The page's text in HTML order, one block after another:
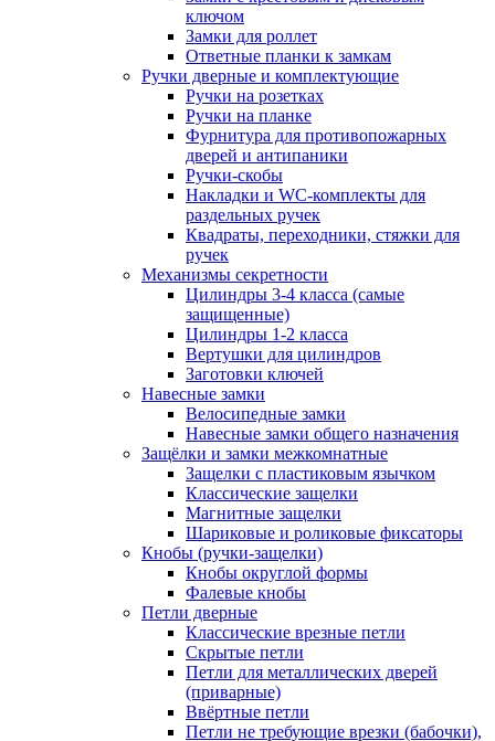
ключом
Замки для роллет
Ответные планки к замкам
Ручки дверные и комплектующие
Ручки на розетках
Ручки на планке
Фурнитура для противопожарных
дверей и антипаники
Ручки-скобы
Накладки и WC-комплекты для
раздельных ручек
Квадраты, переходники, стяжки для
ручек
Механизмы секретности
Цилиндры 3-4 класса (самые
защищенные)
Цилиндры 1-2 класса
Вертушки для цилиндров
Заготовки ключей
Навесные замки
Велосипедные замки
Навесные замки общего назначения
Защёлки и замки межкомнатные
Защелки с пластиковым язычком
Классические защелки
Магнитные защелки
Шариковые и роликовые фиксаторы
Кнобы (ручки-защелки)
Кнобы округлой формы
Фалевые кнобы
Петли дверные
Классические врезные петли
Скрытые петли
Петли для металлических дверей
(приварные)
Ввёртные петли
Петли не требующие врезки (бабочки),